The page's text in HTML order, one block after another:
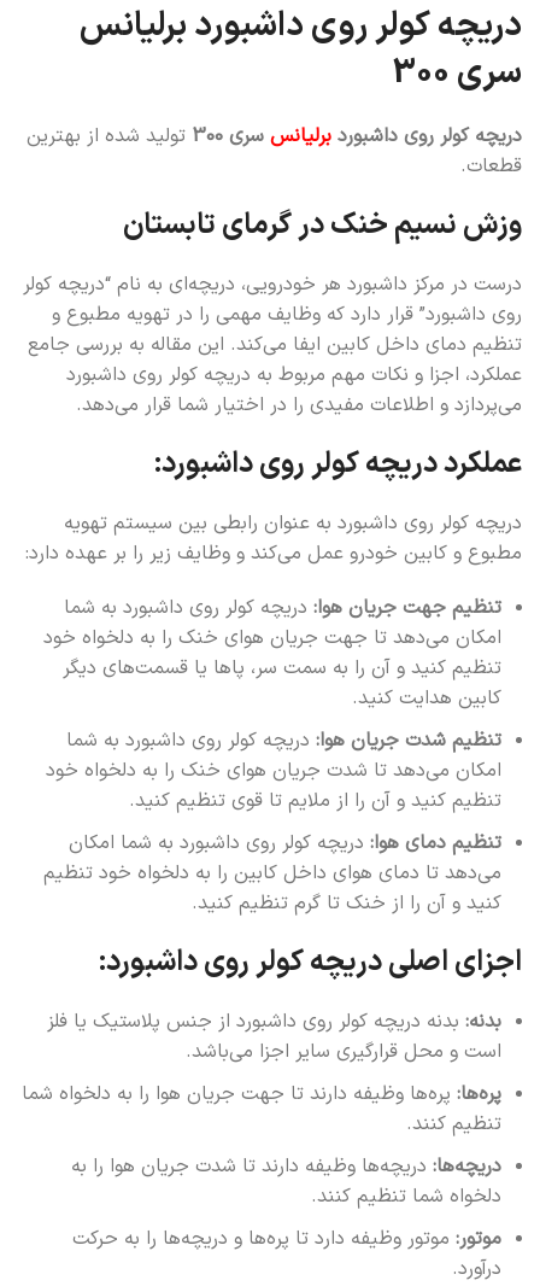
دریچه کولر روی داشبورد برلیانس
سری 300
دریچه کولر روی داشبورد برلیانس سری 300
تولید شده از بهترین
قطعات.
وزش نسیم خنک در گرمای تابستان
درست در مرکز داشبورد هر خودرویی، دریچه‌ای به نام “دریچه کولر
روی داشبورد” قرار دارد که وظایف مهمی را در تهویه مطبوع و
تنظیم دمای داخل کابین ایفا می‌کند. این مقاله به بررسی جامع
عملکرد، اجزا و نکات مهم مربوط به دریچه کولر روی داشبورد
می‌پردازد و اطلاعات مفیدی را در اختیار شما قرار می‌دهد.
عملکرد دریچه کولر روی داشبورد:
دریچه کولر روی داشبورد به عنوان رابطی بین سیستم تهویه
مطبوع و کابین خودرو عمل می‌کند و وظایف زیر را بر عهده دارد:
تنظیم جهت جریان هوا: دریچه کولر روی داشبورد به شما
امکان می‌دهد تا جهت جریان هوای خنک را به دلخواه خود
تنظیم کنید و آن را به سمت سر، پاها یا قسمت‌های دیگر
کابین هدایت کنید.
تنظیم شدت جریان هوا: دریچه کولر روی داشبورد به شما
امکان می‌دهد تا شدت جریان هوای خنک را به دلخواه خود
تنظیم کنید و آن را از ملایم تا قوی تنظیم کنید.
تنظیم دمای هوا: دریچه کولر روی داشبورد به شما امکان
می‌دهد تا دمای هوای داخل کابین را به دلخواه خود تنظیم
کنید و آن را از خنک تا گرم تنظیم کنید.
اجزای اصلی دریچه کولر روی داشبورد:
بدنه: بدنه دریچه کولر روی داشبورد از جنس پلاستیک یا فلز
است و محل قرارگیری سایر اجزا می‌باشد.
پره‌ها: پره‌ها وظیفه دارند تا جهت جریان هوا را به دلخواه شما
تنظیم کنند.
دریچه‌ها: دریچه‌ها وظیفه دارند تا شدت جریان هوا را به
دلخواه شما تنظیم کنند.
موتور: موتور وظیفه دارد تا پره‌ها و دریچه‌ها را به حرکت
درآورد.